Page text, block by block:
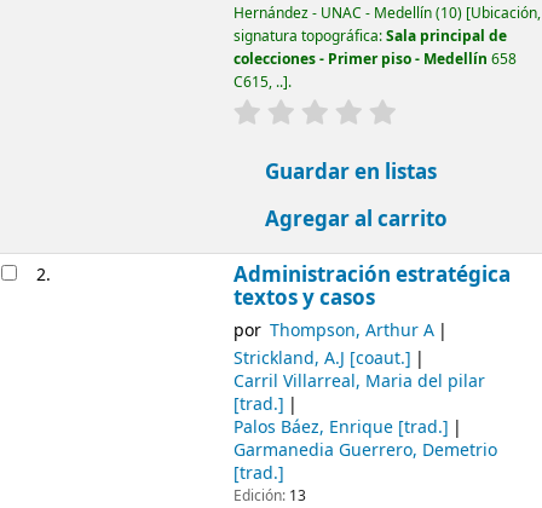
Hernández - UNAC - Medellín(10) Ubicación,
signatura topográfica:Sala principal de
colecciones - Primer piso - Medellín 658
C615, .. .
valoración
Guardar en listas
Agregar al carrito
2. Administración estratégica
textos y casos
por Thompson, Arthur A
Strickland, A.J [coaut.]
Carril Villarreal, Maria del pilar
[trad.]
Palos Báez, Enrique[trad.]
Garmanedia Guerrero, Demetrio
[trad.]
Edición: 13